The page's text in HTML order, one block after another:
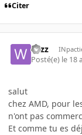
Citer
wizz
Posté(e) le 18
salut
chez AMD, pour
n'ont pas
Et comme tu es